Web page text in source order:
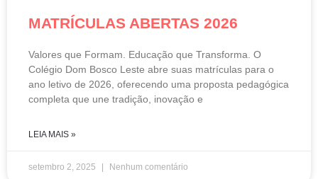
MATRÍCULAS ABERTAS 2026
Valores que Formam. Educação que Transforma. O
Colégio Dom Bosco Leste abre suas matrículas para o
ano letivo de 2026, oferecendo uma proposta pedagógica
completa que une tradição, inovação e
LEIA MAIS »
setembro 2, 2025 Nenhum comentário